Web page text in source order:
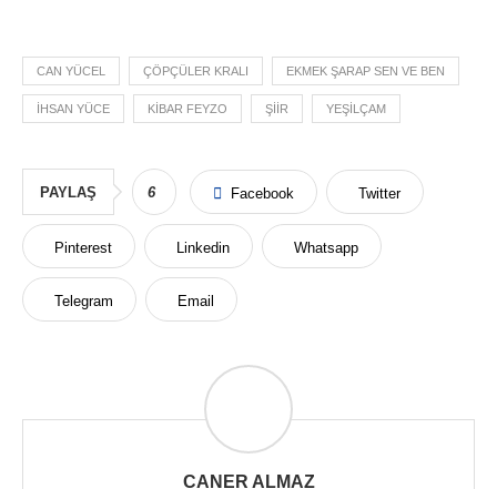
CAN YÜCEL ÇÖPÇÜLER KRALI EKMEK ŞARAP SEN VE BEN
IHSAN YÜCE KIBAR FEYZO ŞIIR YEŞILÇAM
PAYLAŞ 6 Facebook Twitter
Pinterest Linkedin Whatsapp
Telegram Email
CANER ALMAZ